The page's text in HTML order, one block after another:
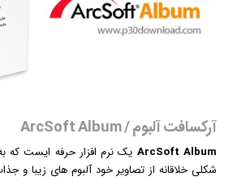
آرکسافت آلبوم / ArcSoft Album
ArcSoft Album یکنرم افزار حرفه ایست که
شکلی خلاقانه از تصاویر خود آلبوم های زیبا و